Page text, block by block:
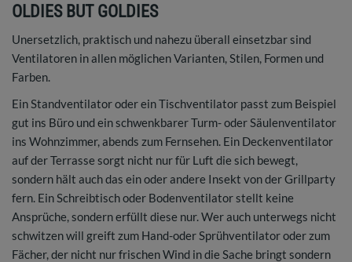
OLDIES BUT GOLDIES
Unersetzlich, praktisch und nahezu überall einsetzbar sind
Ventilatoren in allen möglichen Varianten, Stilen, Formen und
Farben.
Ein Standventilator oder ein Tischventilator passt zum Beispiel
gut ins Büro und ein schwenkbarer Turm- oder Säulenventilator
ins Wohnzimmer, abends zum Fernsehen. Ein Deckenventilator
auf der Terrasse sorgt nicht nur für Luft die sich bewegt,
sondern hält auch das ein oder andere Insekt von der Grillparty
fern. Ein Schreibtisch oder Bodenventilator stellt keine
Ansprüche, sondern erfüllt diese nur. Wer auch unterwegs nicht
schwitzen will greift zum Hand-oder Sprühventilator oder zum
Fächer, der nicht nur frischen Wind in die Sache bringt sondern